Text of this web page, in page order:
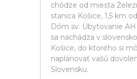
chôdze od miesta
stanica Košice, 1,5 km
Dóm sv. Ubytovanie
sa nachádza v
Košice, do ktorého si
naplánovať vašú
Slovensku.